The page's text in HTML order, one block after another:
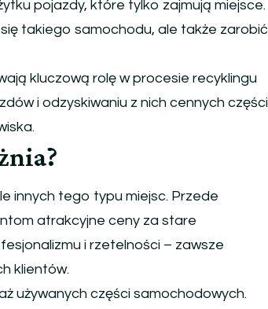
pojazdy, które tylko zajmują miejsce.
takiego samochodu, ale także zarobić
kluczową rolę w procesie recyklingu
i odzyskiwaniu z nich cennych części
innych tego typu miejsc. Przede
atrakcyjne ceny za stare
i rzetelności – zawsze
klientów.
używanych części samochodowych.